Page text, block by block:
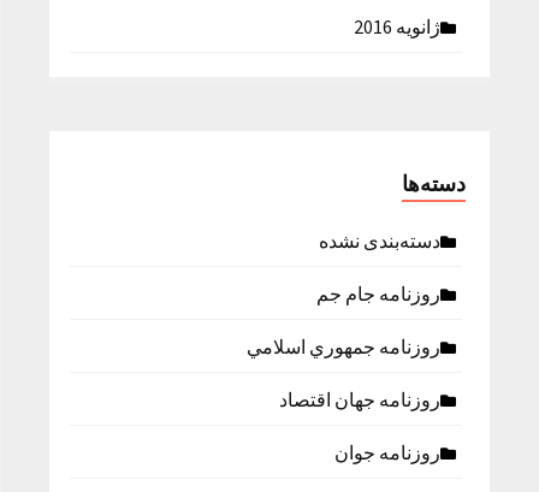
ژانویه 2016
دسته‌ها
دسته‌بندی نشده
روزنامه جام جم
روزنامه جمهوري اسلامي
روزنامه جهان اقتصاد
روزنامه جوان